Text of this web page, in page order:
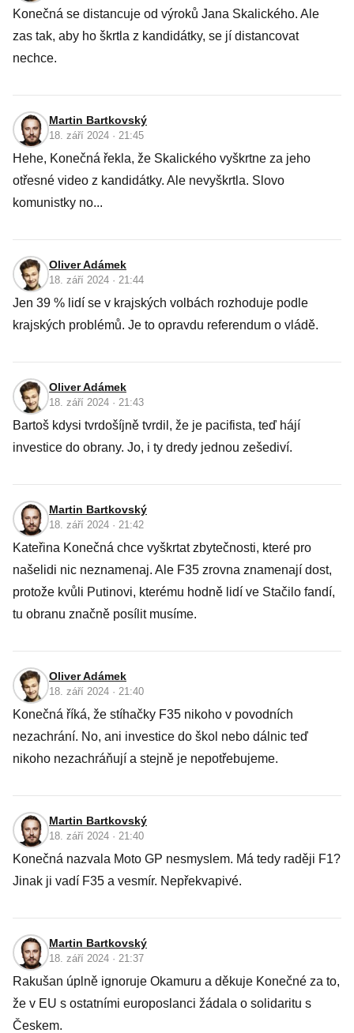
Konečná se distancuje od výroků Jana Skalického. Ale
zas tak, aby ho škrtla z kandidátky, se jí distancovat
nechce.
Martin Bartkovský
18. září 2024 · 21:45
Hehe, Konečná řekla, že Skalického vyškrtne za jeho
otřesné video z kandidátky. Ale nevyškrtla. Slovo
komunistky no...
Oliver Adámek
18. září 2024 · 21:44
Jen 39 % lidí se v krajských volbách rozhoduje podle
krajských problémů. Je to opravdu referendum o vládě.
Oliver Adámek
18. září 2024 · 21:43
Bartoš kdysi tvrdošíjně tvrdil, že je pacifista, teď hájí
investice do obrany. Jo, i ty dredy jednou zešediví.
Martin Bartkovský
18. září 2024 · 21:42
Kateřina Konečná chce vyškrtat zbytečnosti, které pro
našelidi nic neznamenaj. Ale F35 zrovna znamenají dost,
protože kvůli Putinovi, kterému hodně lidí ve Stačilo fandí,
tu obranu značně posílit musíme.
Oliver Adámek
18. září 2024 · 21:40
Konečná říká, že stíhačky F35 nikoho v povodních
nezachrání. No, ani investice do škol nebo dálnic teď
nikoho nezachráňují a stejně je nepotřebujeme.
Martin Bartkovský
18. září 2024 · 21:40
Konečná nazvala Moto GP nesmyslem. Má tedy raději F1?
Jinak ji vadí F35 a vesmír. Nepřekvapivé.
Martin Bartkovský
18. září 2024 · 21:37
Rakušan úplně ignoruje Okamuru a děkuje Konečné za to,
že v EU s ostatními europoslanci žádala o solidaritu s
Českem.